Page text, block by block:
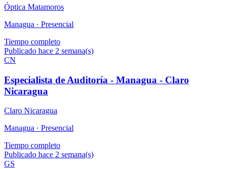
Óptica Matamoros
Managua · Presencial
Tiempo completo
Publicado hace 2 semana(s)
CN
Especialista de Auditoría - Managua - Claro
Nicaragua
Claro Nicaragua
Managua · Presencial
Tiempo completo
Publicado hace 2 semana(s)
GS